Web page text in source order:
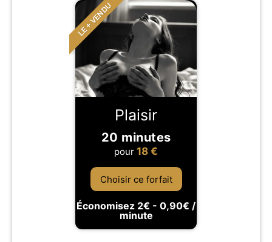
LE + VENDU
Plaisir
20 minutes
pour 18 €
Choisir ce forfait
Économisez 2€ - 0,90€ /
minute